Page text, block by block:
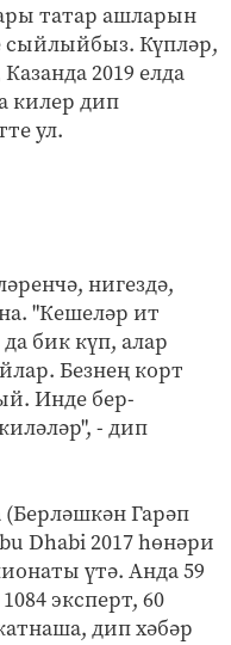
татар ашларын
сыйлыйбыз. Күпләр,
2019 елда
килер дип
ул.
нигездә,
"Кешеләр ит
бик күп, алар
Безнең корт
Инде бер-
- дип
(Берләшкән Гарәп
Dhabi 2017 һөнәри
үтә. Анда 59
эксперт, 60
дип хәбәр